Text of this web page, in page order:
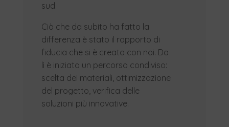
sud.
Ciò che da subito ha fatto la
differenza è stato il rapporto di
fiducia che si è creato con noi. Da
lì è iniziato un percorso condiviso:
scelta dei materiali, ottimizzazione
del progetto, verifica delle
soluzioni più innovative.